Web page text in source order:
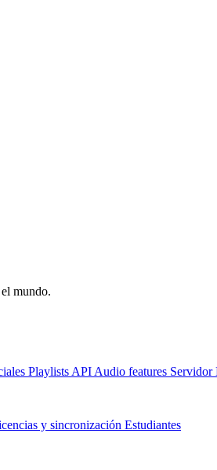
mundo.
Playlists API Audio features Servidor
y sincronización Estudiantes